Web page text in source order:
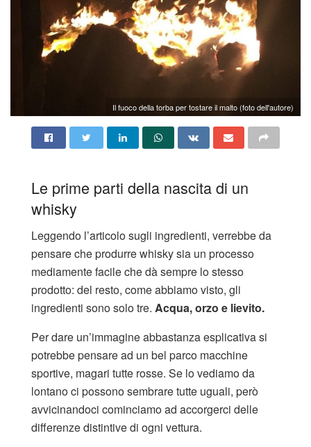
Il fuoco della torba per tostare il malto (foto dell'autore)
Le prime parti della nascita di un
whisky
Leggendo l’articolo sugli ingredienti, verrebbe da
pensare che produrre whisky sia un processo
mediamente facile che dà sempre lo stesso
prodotto: del resto, come abbiamo visto, gli
ingredienti sono solo tre. Acqua, orzo e lievito.
Per dare un’immagine abbastanza esplicativa si
potrebbe pensare ad un bel parco macchine
sportive, magari tutte rosse. Se lo vediamo da
lontano ci possono sembrare tutte uguali, però
avvicinandoci cominciamo ad accorgerci delle
differenze distintive di ogni vettura.